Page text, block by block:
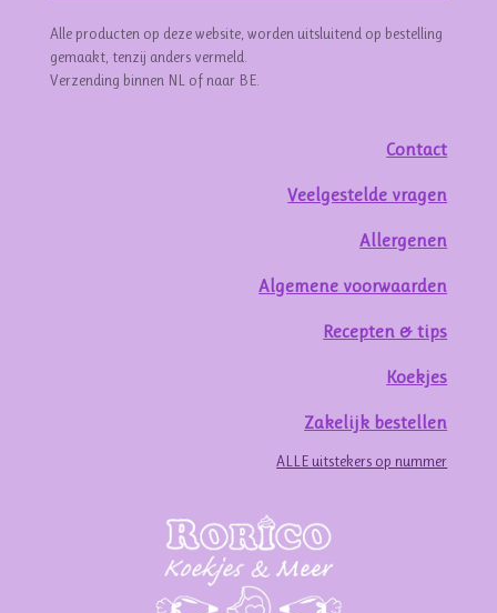
Alle producten op deze website, worden uitsluitend op bestelling
gemaakt, tenzij anders vermeld.
Verzending binnen NL of naar BE.
Contact
Veelgestelde vragen
Allergenen
Algemene voorwaarden
Recepten & tips
Koekjes
Zakelijk bestellen
ALLE uitstekers op nummer